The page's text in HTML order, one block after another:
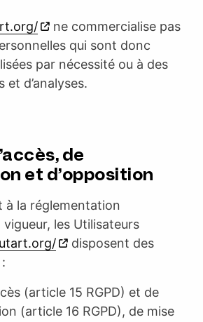
ne commercialise pas
qui sont donc
par nécessité ou à des
d’analyses.
de
et d’opposition
à la réglementation
les Utilisateurs
disposent des
(article 15 RGPD) et de
(article 16 RGPD), de mise